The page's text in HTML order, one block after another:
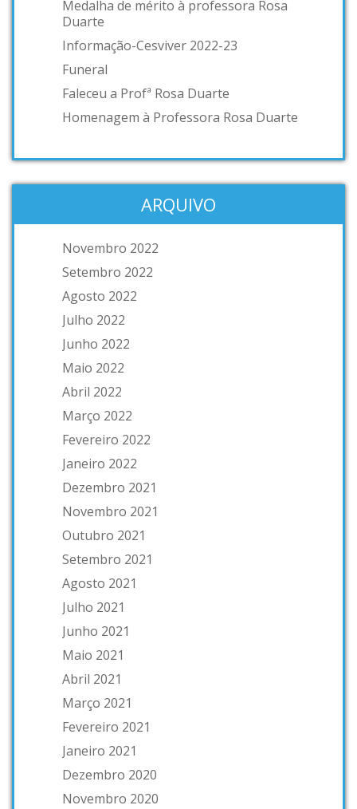
Medalha de mérito à professora Rosa
Duarte
Informação-Cesviver 2022-23
Funeral
Faleceu a Profª Rosa Duarte
Homenagem à Professora Rosa Duarte
ARQUIVO
Novembro 2022
Setembro 2022
Agosto 2022
Julho 2022
Junho 2022
Maio 2022
Abril 2022
Março 2022
Fevereiro 2022
Janeiro 2022
Dezembro 2021
Novembro 2021
Outubro 2021
Setembro 2021
Agosto 2021
Julho 2021
Junho 2021
Maio 2021
Abril 2021
Março 2021
Fevereiro 2021
Janeiro 2021
Dezembro 2020
Novembro 2020